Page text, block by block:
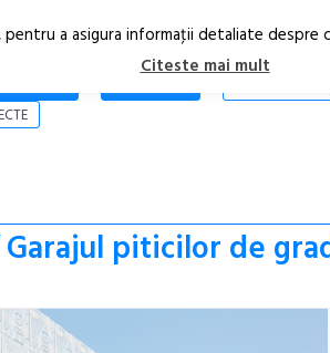
STIRI
piticilor de
a asigura informaţii detaliate
Citeste mai mult